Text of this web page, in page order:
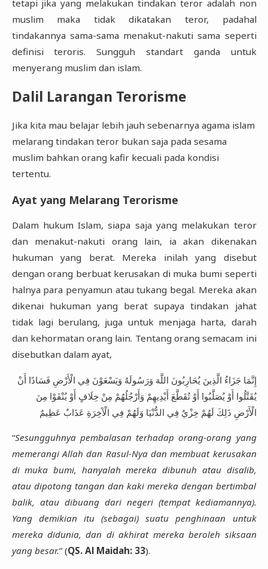
tetapi jika yang melakukan tindakan teror adalah non
muslim maka tidak dikatakan teror, padahal
tindakannya sama-sama menakut-nakuti sama seperti
definisi teroris. Sungguh standart ganda untuk
menyerang muslim dan islam.
Dalil Larangan Terorisme
Jika kita mau belajar lebih jauh sebenarnya agama islam
melarang tindakan teror bukan saja pada sesama
muslim bahkan orang kafir kecuali pada kondisi
tertentu.
Ayat yang Melarang Terorisme
Dalam hukum Islam, siapa saja yang melakukan teror
dan menakut-nakuti orang lain, ia akan dikenakan
hukuman yang berat. Mereka inilah yang disebut
dengan orang berbuat kerusakan di muka bumi seperti
halnya para penyamun atau tukang begal. Mereka akan
dikenai hukuman yang berat supaya tindakan jahat
tidak lagi berulang, juga untuk menjaga harta, darah
dan kehormatan orang lain. Tentang orang semacam ini
disebutkan dalam ayat,
إِنَّمَا جَزَاءُ الَّذِينَ يُحَارِبُونَ اللَّهَ وَرَسُولَهُ وَيَسْعَوْنَ فِي الْأَرْضِ فَسَادًا أَنْ
يُقَتَّلُوا أَوْ يُصَلَّبُوا أَوْ تُقَطَّعَ أَيْدِيهِمْ وَأَرْجُلُهُمْ مِنْ خِلَافٍ أَوْ يُنْفَوْا مِنَ
الْأَرْضِ ذَلِكَ لَهُمْ خِزْيٌ فِي الدُّنْيَا وَلَهُمْ فِي الْآَخِرَةِ عَذَابٌ عَظِيمٌ
“Sesungguhnya pembalasan terhadap orang-orang yang
memerangi Allah dan Rasul-Nya dan membuat kerusakan
di muka bumi, hanyalah mereka dibunuh atau disalib,
atau dipotong tangan dan kaki mereka dengan bertimbal
balik, atau dibuang dari negeri (tempat kediamannya).
Yang demikian itu (sebagai) suatu penghinaan untuk
mereka didunia, dan di akhirat mereka beroleh siksaan
yang besar.” (QS. Al Maidah: 33).